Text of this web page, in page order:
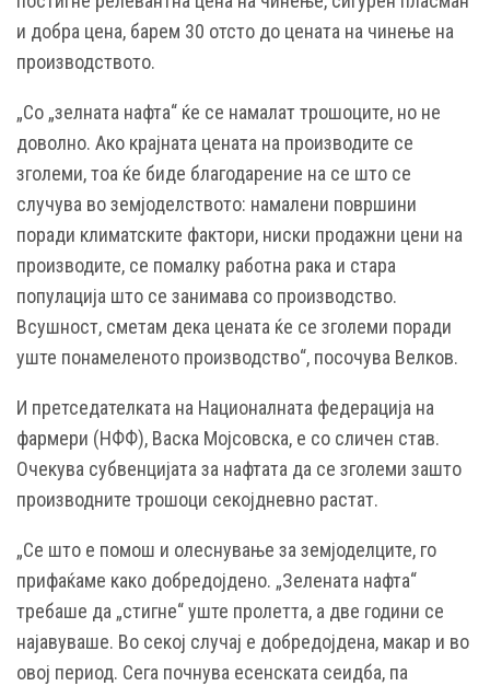
и добра цена, барем 30 отсто до цената на чинење на
производството.
„Со „зелната нафта“ ќе се намалат трошоците, но не
доволно. Ако крајната цената на производите се
зголеми, тоа ќе биде благодарение на се што се
случува во земјоделството: намалени површини
поради климатските фактори, ниски продажни цени на
производите, се помалку работна рака и стара
популација што се занимава со производство.
Всушност, сметам дека цената ќе се зголеми поради
уште понамеленото производство“, посочува Велков.
И претседателката на Националната федерација на
фармери (НФФ), Васка Мојсовска, е со сличен став.
Очекува субвенцијата за нафтата да се зголеми зашто
производните трошоци секојдневно растат.
„Се што е помош и олеснување за земјоделците, го
прифаќаме како добредојдено. „Зелената нафта“
требаше да „стигне“ уште пролетта, а две години се
најавуваше. Во секој случај е добредојдена, макар и во
овој период. Сега почнува есенската сеидба, па